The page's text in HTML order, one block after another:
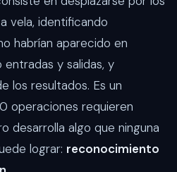
vela, identificando
habrían aparecido en
y salidas, y
los resultados. Es un
operaciones requieren
desarrolla algo que ninguna
lograr: reconocimiento